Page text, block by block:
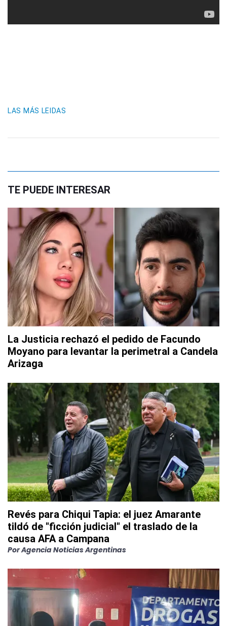
LAS MÁS LEIDAS
TE PUEDE INTERESAR
La Justicia rechazó el pedido de Facundo
Moyano para levantar la perimetral a Candela
Arizaga
Revés para Chiqui Tapia: el juez Amarante
tildó de "ficción judicial" el traslado de la
causa AFA a Campana
PorAgencia Noticias Argentinas